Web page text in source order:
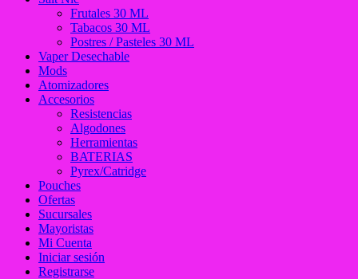
Frutales 30 ML
Tabacos 30 ML
Postres / Pasteles 30 ML
Vaper Desechable
Mods
Atomizadores
Accesorios
Resistencias
Algodones
Herramientas
BATERIAS
Pyrex/Catridge
Pouches
Ofertas
Sucursales
Mayoristas
Mi Cuenta
Iniciar sesión
Registrarse